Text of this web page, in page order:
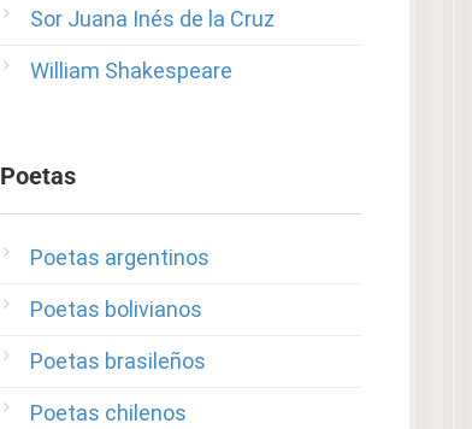
Sor Juana Inés de la Cruz
William Shakespeare
Poetas
Poetas argentinos
Poetas bolivianos
Poetas brasileños
Poetas chilenos